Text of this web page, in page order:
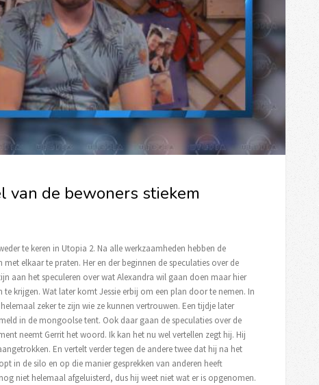
van de bewoners stiekem
te keren in Utopia 2. Na alle werkzaamheden hebben de
elkaar te praten. Her en der beginnen de speculaties over de
aan het speculeren over wat Alexandra wil gaan doen maar hier
krijgen. Wat later komt Jessie erbij om een plan door te nemen. In
zeker te zijn wie ze kunnen vertrouwen. Een tijdje later
in de mongoolse tent. Ook daar gaan de speculaties over de
neemt Gerrit het woord. Ik kan het nu wel vertellen zegt hij. Hij
En vertelt verder tegen de andere twee dat hij na het
in de silo en op die manier gesprekken van anderen heeft
niet helemaal afgeluisterd, dus hij weet niet wat er is opgenomen.